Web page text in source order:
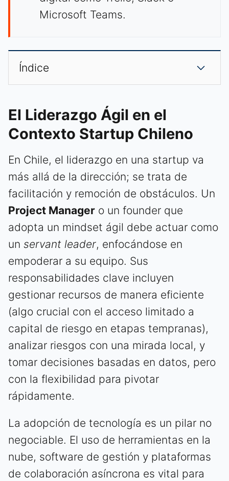
Microsoft Teams.
Índice
El Liderazgo Ágil en el
Contexto Startup Chileno
En Chile, el liderazgo en una startup va
más allá de la dirección; se trata de
facilitación y remoción de obstáculos. Un
Project Manager o un founder que
adopta un mindset ágil debe actuar como
un servant leader, enfocándose en
empoderar a su equipo. Sus
responsabilidades clave incluyen
gestionar recursos de manera eficiente
(algo crucial con el acceso limitado a
capital de riesgo en etapas tempranas),
analizar riesgos con una mirada local, y
tomar decisiones basadas en datos, pero
con la flexibilidad para pivotar
rápidamente.
La adopción de tecnología es un pilar no
negociable. El uso de herramientas en la
nube, software de gestión y plataformas
de colaboración asíncrona es vital para